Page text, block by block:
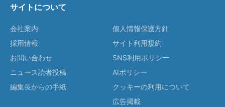
サイトについて
会社案内
採用情報
お問い合わせ
ニュース読者投稿
編集長からの手紙
個人情報保護方針
サイト利用規約
SNS利用ポリシー
AIポリシー
クッキーの利用について
広告掲載